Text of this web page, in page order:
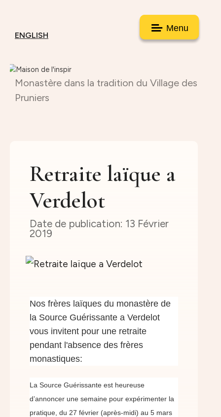
Menu
ENGLISH
Monastère dans la tradition du Village des
Pruniers
Retraite laïque a
Verdelot
13 Février
2019
Nos frères laïques du monastère de
la Source Guérissante a Verdelot
vous invitent pour une retraite
pendant l'absence des frères
monastiques:
La Source Guérissante est heureuse
d’annoncer une semaine pour expérimenter la
pratique, du 27 février (après-midi) au 5 mars